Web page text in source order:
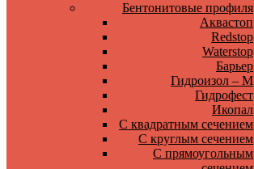
Бентонитовые профиля
Аквастоп
Redstop
Waterstop
Барьер
Гидроизол – М
Гидрофест
Икопал
С квадратным сечением
С круглым сечением
С прямоугольным